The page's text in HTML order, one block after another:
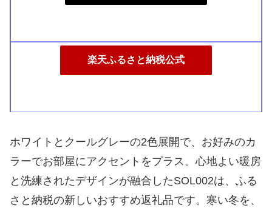
楽天ふるさと納税公式
ホワイトとクールグレーの2色展開で、お好みのカ
ラーでお部屋にアクセントをプラス。心地よい暖房
と洗練されたデザインが融合したSOL002は、ふる
さと納税の新しいおすすめ返礼品です。寒い冬を、